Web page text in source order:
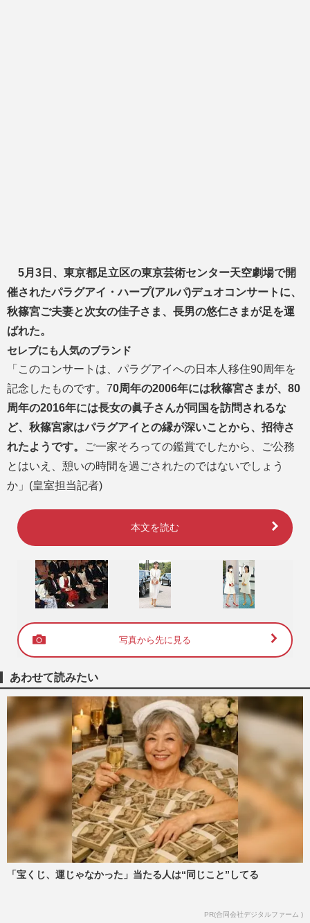
5月3日、東京都足立区の東京芸術センター天空劇場で開
催されたパラグアイ・ハープ(アルパ)デュオコンサートに、
秋篠宮ご夫妻と次女の佳子さま、長男の悠仁さまが足を運
ばれた。
セレブにも人気のブランド
「このコンサートは、パラグアイへの日本人移住90周年を
記念したものです。70周年の2006年には秋篠宮さまが、80
周年の2016年には長女の眞子さんが同国を訪問されるな
ど、秋篠宮家はパラグアイとの縁が深いことから、招待さ
れたようです。
ご一家そろっての鑑賞でしたから、ご公務
とはいえ、憩いの時間を過ごされたのではないでしょう
か」(皇室担当記者)
本文を読む
写真から先に見る
あわせて読みたい
「宝くじ、運じゃなかった」当たる人は“同じこと”してる
PR(合同会社デジタルファーム )